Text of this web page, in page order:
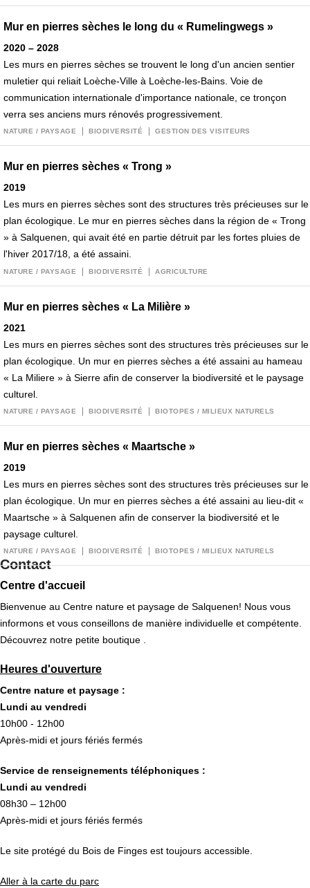
Mur en pierres sèches le long du « Rumelingwegs »
2020 – 2028
Les murs en pierres sèches se trouvent le long d'un ancien sentier
muletier qui reliait Loèche-Ville à Loèche-les-Bains. Voie de
communication internationale d'importance nationale, ce tronçon
verra ses anciens murs rénovés progressivement.
NATURE / PAYSAGE BIODIVERSITÉ GESTION DES VISITEURS
Mur en pierres sèches « Trong »
2019
Les murs en pierres sèches sont des structures très précieuses sur le
plan écologique. Le mur en pierres sèches dans la région de « Trong
» à Salquenen, qui avait été en partie détruit par les fortes pluies de
l'hiver 2017/18, a été assaini.
NATURE / PAYSAGE BIODIVERSITÉ AGRICULTURE
Mur en pierres sèches « La Milière »
2021
Les murs en pierres sèches sont des structures très précieuses sur le
plan écologique. Un mur en pierres sèches a été assaini au hameau
« La Miliere » à Sierre afin de conserver la biodiversité et le paysage
culturel.
NATURE / PAYSAGE BIODIVERSITÉ BIOTOPES / MILIEUX NATURELS
Mur en pierres sèches « Maartsche »
2019
Les murs en pierres sèches sont des structures très précieuses sur le
plan écologique. Un mur en pierres sèches a été assaini au lieu-dit «
Maartsche » à Salquenen afin de conserver la biodiversité et le
paysage culturel.
NATURE / PAYSAGE BIODIVERSITÉ BIOTOPES / MILIEUX NATURELS
Contact
Centre d'accueil
Bienvenue au Centre nature et paysage de Salquenen! Nous vous
informons et vous conseillons de manière individuelle et compétente.
Découvrez notre petite boutique .
Heures d'ouverture
Centre nature et paysage :
Lundi au vendredi
10h00 - 12h00
Après-midi et jours fériés fermés
Service de renseignements téléphoniques :
Lundi au vendredi
08h30 – 12h00
Après-midi et jours fériés fermés
Le site protégé du Bois de Finges est toujours accessible.
Aller à la carte du parc